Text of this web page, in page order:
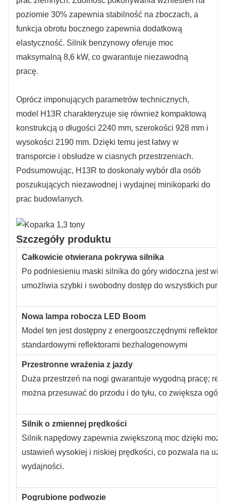
poziomie 30% zapewnia stabilność na zboczach, a
funkcja obrotu bocznego zapewnia dodatkową
elastyczność. Silnik benzynowy oferuje moc
maksymalną 8,6 kW, co gwarantuje niezawodną
pracę.
Oprócz imponujących parametrów technicznych,
model H13R charakteryzuje się również kompaktową
konstrukcją o długości 2240 mm, szerokości 928 mm i
wysokości 2190 mm. Dzięki temu jest łatwy w
transporcie i obsłudze w ciasnych przestrzeniach.
Podsumowując, H13R to doskonały wybór dla osób
poszukujących niezawodnej i wydajnej minikoparki do
prac budowlanych.
Szczegóły produktu
Całkowicie otwierana pokrywa silnika
Po podniesieniu maski silnika do góry widoczna jest
umożliwia szybki i swobodny dostęp do wszystkich
Nowa lampa robocza LED Boom
Model ten jest dostępny z energooszczędnymi
standardowymi reflektorami bezhalogenowymi
Przestronne wrażenia z jazdy
Duża przestrzeń na nogi gwarantuje wygodną pracę;
można przesuwać do przodu i do tyłu, co zwiększa
Silnik o zmiennej prędkości
Silnik napędowy zapewnia zwiększoną moc dzięki
ustawień wysokiej i niskiej prędkości, co pozwala na
wydajności.
Pogrubione podwozie